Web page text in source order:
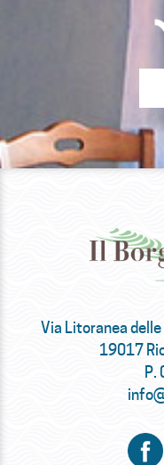
Via Litoranea delle
19017
P.